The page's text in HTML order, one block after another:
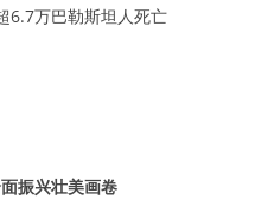
6.7万巴勒斯坦人死亡
振兴壮美画卷